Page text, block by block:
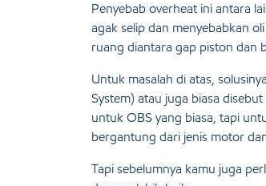
Penyebab overheat ini antara
agak selip dan menyebabkan
ruang diantara gap piston dan
Untuk masalah di atas,
System) atau juga biasa
untuk OBS yang biasa, tapi
bergantung dari jenis motor
Tapi sebelumnya kamu juga